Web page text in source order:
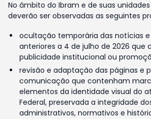
No âmbito do Ibram e de suas
deverão ser observadas as seguintes
ocultação temporária das notícias
anteriores a 4 de julho de 2026 que
publicidade institucional ou
revisão e adaptação das páginas e
comunicação que contenham
elementos da identidade visual do
Federal, preservada a integridade
administrativos, normativos e